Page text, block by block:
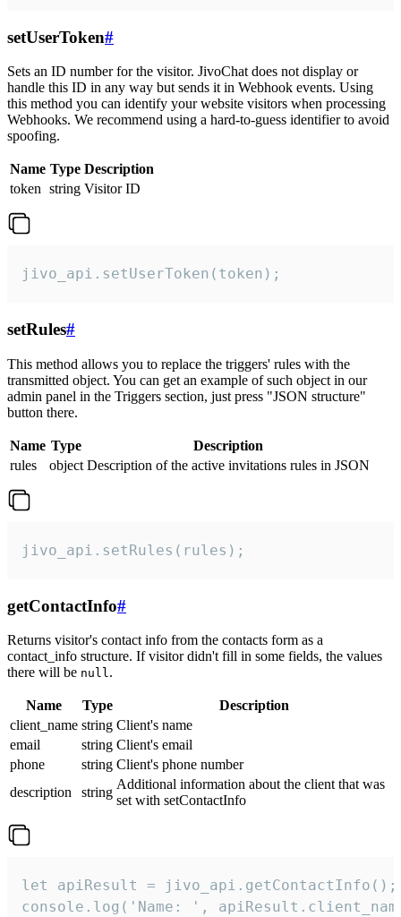
setUserToken#
Sets an ID number for the visitor. JivoChat does not display or
handle this ID in any way but sends it in Webhook events. Using
this method you can identify your website visitors when processing
Webhooks. We recommend using a hard-to-guess identifier to avoid
spoofing.
Name Type Description
token string Visitor ID
jivo_api.setUserToken(token);
setRules#
This method allows you to replace the triggers' rules with the
transmitted object. You can get an example of such object in our
admin panel in the Triggers section, just press "JSON structure"
button there.
Name Type
Description
rules
object Description of the active invitations rules in JSON
jivo_api.setRules(rules);
getContactInfo#
Returns visitor's contact info from the contacts form as a
contact_info structure. If visitor didn't fill in some fields, the values
there will be null.
Name Type
Description
client_name string Client's name
email
string Client's email
phone
string Client's phone number
description
string
Additional information about the client that was
set with setContactInfo
let apiResult = jivo_api.getContactInfo();
console.log('Name: ',